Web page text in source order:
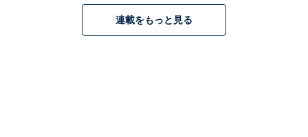
連載をもっと見る